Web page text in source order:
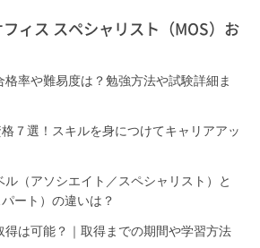
ィス スペシャリスト（MOS）お
格率や難易度は？勉強方法や試験詳細ま
７選！スキルを身につけてキャリアアッ
ル（アソシエイト／スペシャリスト）と
ート）の違いは？
得は可能？｜取得までの期間や学習方法